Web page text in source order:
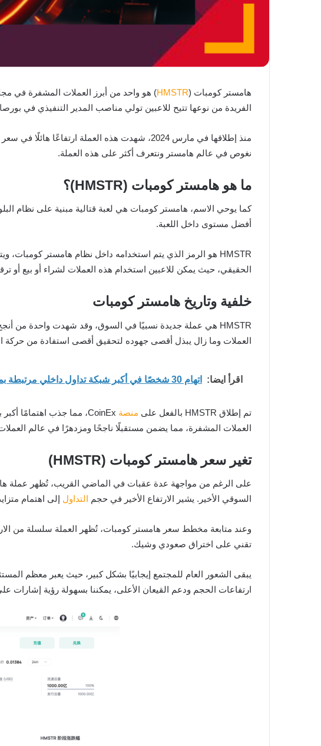
هامستر كومبات (HMSTR) هو واحد من أبرز العملات المشفرة في
الفريدة من نوعها تتيح للاعبين تولي مناصب المدير التنفيذي في
نغوص في عالم هامستر ونتعرف أكثر على هذه العملة.
ما هو هامستر كومبات (HMSTR)؟
كما يوحي الاسم، هامستر كومبات هي لعبة قتالية مبنية على نظام
أفضل مستوى داخل اللعبة.
الحقيقي، حيث يمكن للاعبين استخدام هذه العملات لشراء أو بيع أو
خلفية وتاريخ هامستر كومبات
العملات وما زال يبذل أقصى جهوده لتحقيق أقصى استفادة من حركة
اقرأ ايضا: اتهام 30 شخصًا في أكبر شبكة تداول داخلي مرتبطة بمكاتب محاماة أمريكية
تم إطلاق HMSTR بالفعل على منصة
العملات المشفرة، مما يضمن مستقبلًا ناجحًا ومزدهرًا في عالم
تغير سعر هامستر كومبات (HMSTR)
على الرغم من مواجهة عدة عقبات في الماضي القريب، تُظهر عملة
السوقي الأخير. يشير الارتفاع الأخير في حجم التداول إلى اهتمام
وعند متابعة مخطط سعر هامستر كومبات، تُظهر العملة سلسلة من
تقني على اختراق صعودي وشيك.
يبقى الشعور العام للمجتمع إيجابيًا بشكل كبير، حيث يعبر معظم
ارتفاعات الحجم ودعم القيعان الأعلى، يمكننا بسهولة رؤية إشارات